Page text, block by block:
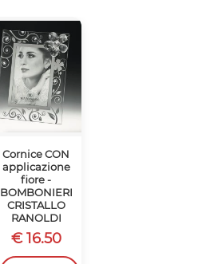
Cornice CON
applicazione
fiore -
BOMBONIERE
CRISTALLO
RANOLDI
€ 16.50